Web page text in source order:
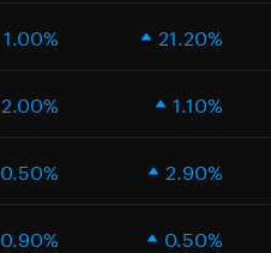
1.00% 21.20%
2.00% 1.10%
0.50% 2.90%
0.90% 0.50%